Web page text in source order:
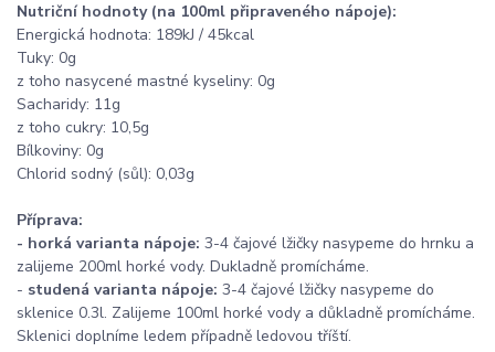
Nutriční hodnoty (na 100ml připraveného nápoje):
Energická hodnota: 189kJ / 45kcal
Tuky: 0g
z toho nasycené mastné kyseliny: 0g
Sacharidy: 11g
z toho cukry: 10,5g
Bílkoviny: 0g
Chlorid sodný (sůl): 0,03g
Příprava:
- horká varianta nápoje: 3-4 čajové lžičky nasypeme do hrnku a
zalijeme 200ml horké vody. Dukladně promícháme.
- studená varianta nápoje: 3-4 čajové lžičky nasypeme do
sklenice 0.3l. Zalijeme 100ml horké vody a důkladně promícháme.
Sklenici doplníme ledem případně ledovou tříští.